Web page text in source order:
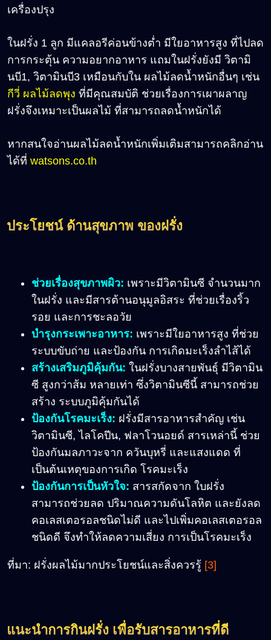
เครื่องปรุง
ในฝรั่ง 1 ลูก มีแคลอรีค่อนข้างต่ำ มีใยอาหารสูง ที่ไปลด
การกระตุ้น ความอยากอาหาร แถมในฝรั่งยังมี วิตามิ
นบี1, วิตามินบี3 เหมือนกับใน ผลไม้ลดน้ำหนักอื่นๆ เช่น
กีวี่ ผลไม้ลดพุง ที่มีคุณสมบัติ ช่วยเรื่องการเผาผลาญ
ฝรั่งจึงเหมาะเป็นผลไม้ ที่สามารถลดน้ำหนักได้
หากสนใจอ่านผลไม้ลดน้ำหนักเพิ่มเติมสามารถคลิกอ่าน
ได้ที่ watsons.co.th
ประโยชน์ ด้านสุขภาพ ของฝรั่ง
ช่วยเรื่องสุขภาพผิว: เพราะมีวิตามินซี จำนวนมาก
ในฝรั่ง และมีสารต้านอนุมูลอิสระ ที่ช่วยเรื่องริ้ว
รอย และการชะลอวัย
บำรุงกระเพาะอาหาร: เพราะมีใยอาหารสูง ที่ช่วย
ระบบขับถ่าย และป้องกัน การเกิดมะเร็งลำไส้ได้
สร้างเสริมภูมิคุ้มกัน: ในฝรั่งบางสายพันธุ์ มีวิตามิน
ซี สูงกว่าส้ม หลายเท่า ซึ่งวิตามินซีนี้ สามารถช่วย
สร้าง ระบบภูมิคุ้มกันได้
ป้องกันโรคมะเร็ง: ฝรั่งมีสารอาหารสำคัญ เช่น
วิตามินซี, ไลโคปีน, ฟลาโวนอยด์ สารเหล่านี้ ช่วย
ป้องกันมลภาวะจาก ควันบุหรี่ และแสงแดด ที่
เป็นต้นเหตุของการเกิด โรคมะเร็ง
ป้องกันการเป็นหัวใจ: สารสกัดจาก ใบฝรั่ง
สามารถช่วยลด ปริมาณความดันโลหิต และยังลด
คอเลสเตอรอลชนิดไม่ดี และไปเพิ่มคอเลสเตอรอล
ชนิดดี จึงทำให้ลดความเสี่ยง การเป็นโรคมะเร็ง
ที่มา: ฝรั่งผลไม้มากประโยชน์และสิ่งควรรู้ [3]
แนะนำการกินฝรั่ง เพื่อรับสารอาหารที่ดี